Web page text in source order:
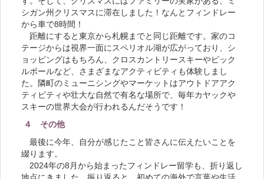
シガン州クリスマスに滞在しました！なんとフィンドレー
から車で8時間！
距離にすると東京から札幌までと同じ距離です。家のコ
テージからは視界一面にスペリオル湖が広がっており、シ
ョッピングはもちろん、クロスカントリースキーやピック
ルボールなど、さまざまなアクティビティも体験しまし
た。隣町のミューニシングやマーケットはアウトドアアク
ティビティや壮大な自然で有名な場所で、毎年カヤックや
スキーの世界大会が行われるんだそうです！
４ その他
最後に今年、自分が感じたこと皆さんに伝えたいことを
綴ります。
2024年の8月から始まったフィンドレー留学も、折り返し